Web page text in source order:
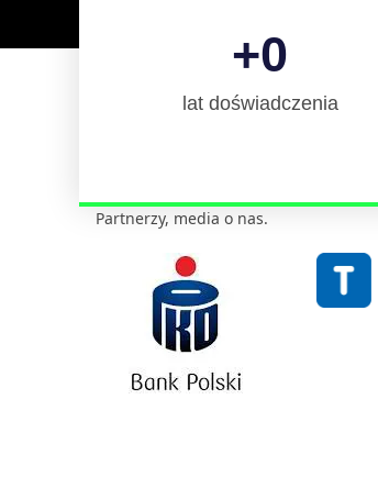
lat doświadczenia
+0
Partnerzy, media o nas.